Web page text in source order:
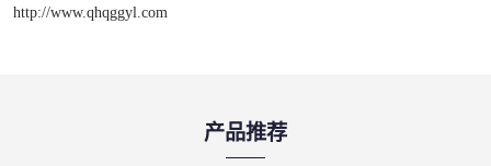
http://www.qhqggyl.com
产品推荐